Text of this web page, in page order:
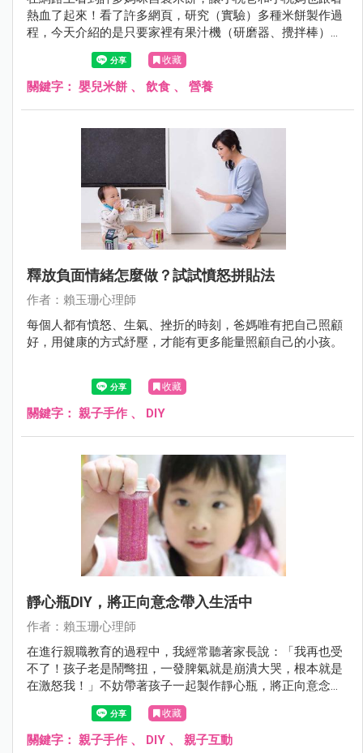
熱血了起來！看了許多網頁，研究（實驗）多種米餅製作過
程，今天介紹的是只要家裡有果汁機（研磨器、攪拌棒）、
電鍋，就能輕鬆製作的米餅棒。
收藏
關鍵字： 嬰兒米餅 、 飲食 、 營養
釋放負面情緒怎麼做？試試憤怒拼貼法
作者：賴玉珊心理師
每個人都有憤怒、生氣、挫折的時刻，爸媽唯有把自己照顧
好，用健康的方式紓壓，才能有更多能量照顧自己的小孩。
收藏
關鍵字： 親子手作 、 DIY
靜心瓶DIY，將正向意念帶入生活中
作者：賴玉珊心理師
在進行親職教育的過程中，我經常聽著家長說：「我再也受
不了！孩子老是鬧彆扭，一發脾氣就是崩潰大哭，根本就是
在激怒我！」不妨帶著孩子一起製作靜心瓶，將正向意念導
收藏
關鍵字： 親子手作 、 DIY 、 親子互動